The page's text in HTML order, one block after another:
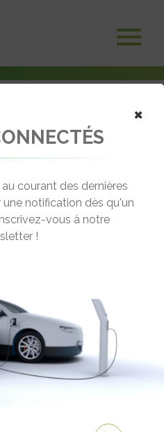
de la recharge en habitat
MOBILITÉ :
EN
03 Mai 2024 à 06:00
×
courant des dernières
notification dès qu'un
vous à notre
!